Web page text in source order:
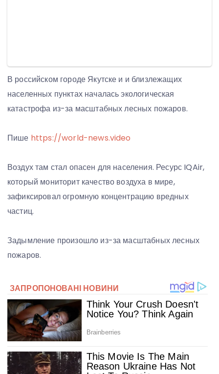
В российском городе Якутске и и близлежащих
населенных пунктах началась экологическая
катастрофа из-за масштабных лесных пожаров.
Пише https://world-news.video
Воздух там стал опасен для населения. Ресурс IQAir,
который мониторит качество воздуха в мире,
зафиксировал огромную концентрацию вредных
частиц.
Задымление произошло из-за масштабных лесных
пожаров.